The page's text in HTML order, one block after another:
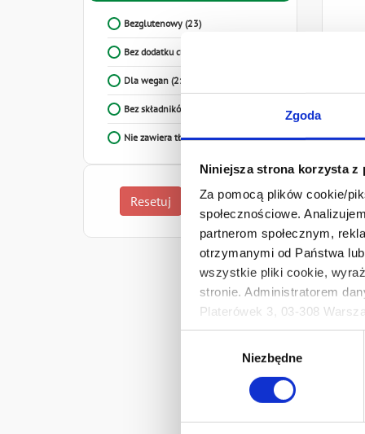
Zgoda
Niniejsza strona korzysta z
Za pomocą plików cookie/
społecznościowe.
partnerom społecznym,
otrzymanymi od Państwa
wszystkie pliki cookie,
stronie. Administratorem
Platerówek 3, 03-308
Prywatności.
Ten baner umożliwia
przetwarzaniu danych
Niezbędne
Bezglutenowy (23)
Bez dodatku cukru
Dla wegan (21)
Bez składników mleka
Nie zawiera tłuszczu (≤ 0,5% tłuszczu) (4)
Resetuj Zastosuj